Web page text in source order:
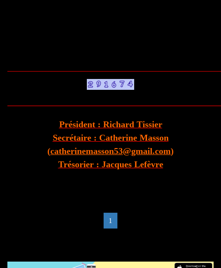
Président : Richard Tissier
Secrétaire : Catherine Masson
(catherinemasson53@gmail.com)
Trésorier : Jacques Lefèvre
1